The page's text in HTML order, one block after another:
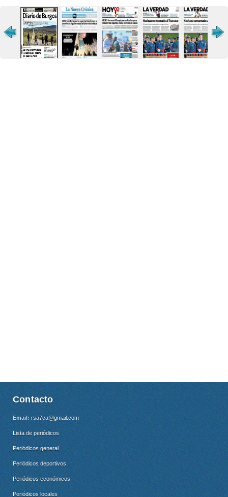
Contacto
Email: rsa7ca@gmail.com
Lista de periódicos
Periódicos general
Periódicos deportivos
Periódicos económicos
Periódicos locales